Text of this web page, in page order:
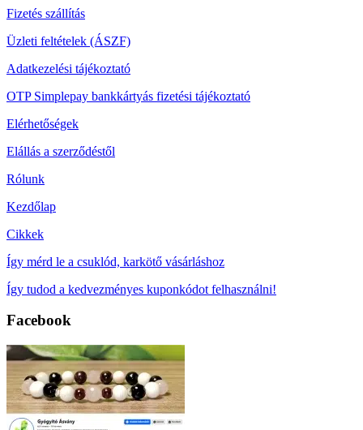
Fizetés szállítás
Üzleti feltételek (ÁSZF)
Adatkezelési tájékoztató
OTP Simplepay bankkártyás fizetési tájékoztató
Elérhetőségek
Elállás a szerződéstől
Rólunk
Kezdőlap
Cikkek
Így mérd le a csuklód, karkötő vásárláshoz
Így tudod a kedvezményes kuponkódot felhasználni!
Facebook